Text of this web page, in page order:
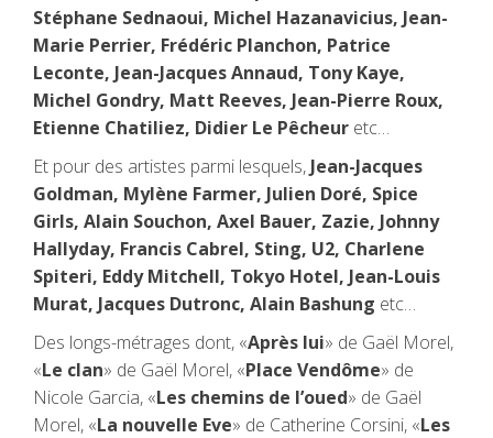
Stéphane Sednaoui, Michel Hazanavicius, Jean-
Marie Perrier, Frédéric Planchon, Patrice
Leconte, Jean-Jacques Annaud, Tony Kaye,
Michel Gondry, Matt Reeves, Jean-Pierre Roux,
Etienne Chatiliez, Didier Le Pêcheur etc…
Et pour des artistes parmi lesquels, Jean-Jacques
Goldman, Mylène Farmer, Julien Doré, Spice
Girls, Alain Souchon, Axel Bauer, Zazie, Johnny
Hallyday, Francis Cabrel, Sting, U2, Charlene
Spiteri, Eddy Mitchell, Tokyo Hotel, Jean-Louis
Murat, Jacques Dutronc, Alain Bashung etc…
Des longs-métrages dont, «Après lui» de Gaël Morel,
«Le clan» de Gaël Morel, «Place Vendôme» de
Nicole Garcia, «Les chemins de l’oued» de Gaël
Morel, «La nouvelle Eve» de Catherine Corsini, «Les